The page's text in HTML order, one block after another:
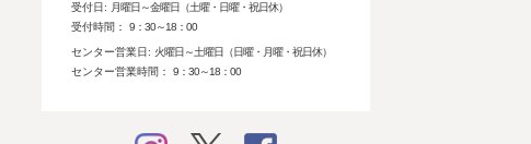
受付日: 月曜日～金曜日（土曜・日曜・祝日休）
受付時間：
9：30～18：00
センター営業日: 火曜日～土曜日（日曜・月曜・祝日休）
センター営業時間：
9：30～18：00